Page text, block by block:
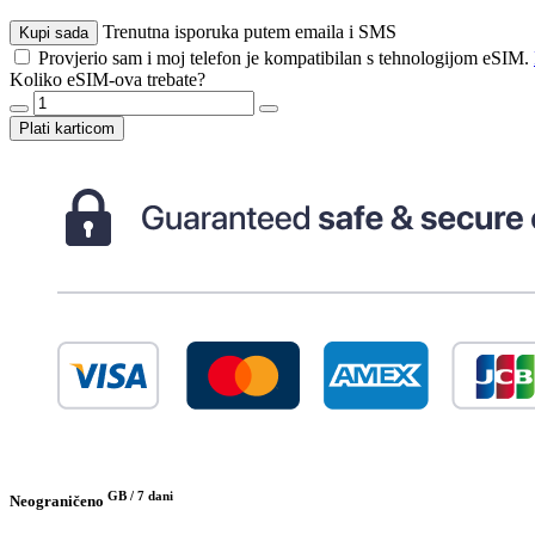
Kupi sada
Trenutna isporuka putem emaila i SMS
Provjerio sam i moj telefon je kompatibilan s tehnologijom eSIM.
Koliko eSIM-ova trebate?
Plati karticom
Neograničeno GB / 7 dani